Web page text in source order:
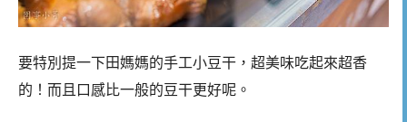
要特別提一下田媽媽的手工小豆干，超美味吃起來超香
的！而且口感比一般的豆干更好呢。